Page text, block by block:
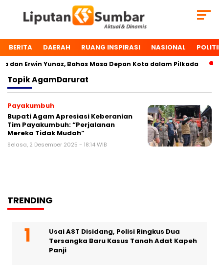
BERITA DAERAH RUANG INSPIRASI NASIONAL
Erwin Yunaz, Bahas Masa Depan Kota dalam Pilkada
TopikAgamDarurat
Payakumbuh
Bupati Agam Apresiasi Keberanian
Tim Payakumbuh: “Perjalanan
Mereka Tidak Mudah”
Selasa, 2 Desember 2025 - 18:14 WIB
TRENDING
Usai AST Disidang, Polisi Ringkus Dua
Tersangka Baru Kasus Tanah Adat Kapeh
Panji